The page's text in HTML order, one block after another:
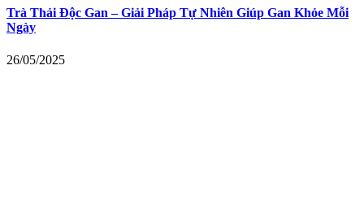
Trà Thải Độc Gan – Giải Pháp Tự Nhiên Giúp Gan Khỏe Mỗi
Ngày
26/05/2025